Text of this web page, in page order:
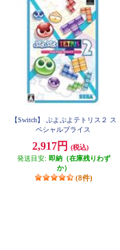
【Switch】 ぷよぷよテトリス２ ス
ペシャルプライス
2,917円
(税込)
発送目安: 即納（在庫残りわず
か）
(8件)